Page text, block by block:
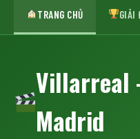
TRANG CHỦ GIẢI
Villarreal
Madrid